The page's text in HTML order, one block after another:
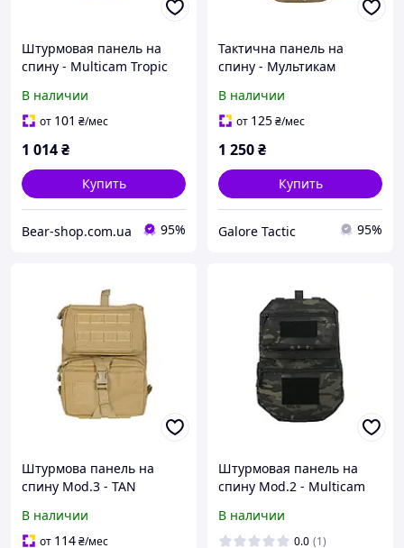
Штурмовая панель на
спину - Multicam Tropic
В наличии
от 101 ₴/мес
1 014₴
Купить
Bear-shop.com.ua 95%
Тактична панель на
спину - Мультикам
гідратаційної медузи
В наличии
от 125₴/мес
1 250₴
Купить
Galore Tactic 95%
Штурмова панель на
спину Mod.3 - TAN
В наличии
от 114₴/мес
Штурмовая панель на
спину Mod.2 - Multicam
В наличии
0.0 (1)